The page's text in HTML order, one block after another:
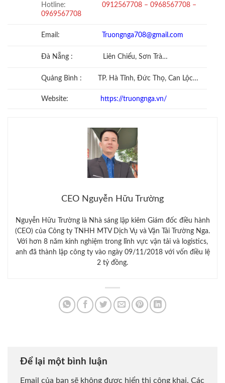
Hotline:0912567708 – 0968567708 –
0969567708
Email: Truongnga708@gmail.com
Đà Nẵng : Liên Chiểu, Sơn Trà…
Quảng Bình : TP. Hà Tĩnh, Đức Thọ, Can Lộc…
Website: https://truongnga.vn/
CEO Nguyễn Hữu Trường
Nguyễn Hữu Trường là Nhà sáng lập kiêm Giám đốc điều hành
(CEO) của Công ty TNHH MTV Dịch Vụ và Vận Tải Trường Nga.
Với hơn 8 năm kinh nghiệm trong lĩnh vực vận tải và logistics,
anh đã thành lập công ty vào ngày 09/11/2018 với vốn điều lệ
2 tỷ đồng.
Để lại một bình luận
Email của bạn sẽ không được hiển thị công khai. Các